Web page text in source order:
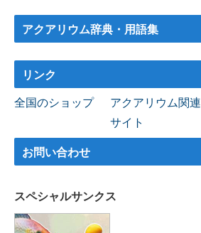
アクアリウム辞典・用語集
リンク
全国のショップ
アクアリウム関連
サイト
お問い合わせ
スペシャルサンクス